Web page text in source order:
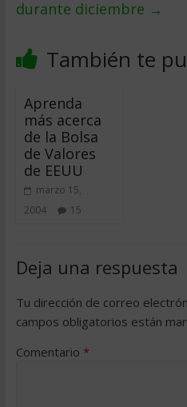
durante diciembre →
También te
Aprenda
más acerca
de la Bolsa
de Valores
de EEUU
marzo 15,
2004
15
Deja una respuesta
Tu dirección de correo
campos obligatorios están
Comentario *